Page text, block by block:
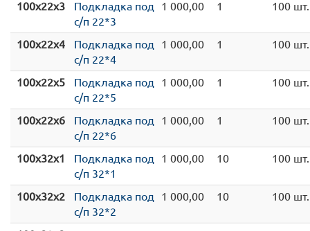
100x22x3
Подкладка под
с/п 22*3
1 000,00 1 100 шт.
100x22x4
Подкладка под
с/п 22*4
1 000,00 1 100 шт.
100x22x5
Подкладка под
с/п 22*5
1 000,00 1 100 шт.
100x22x6
Подкладка под
с/п 22*6
1 000,00 1 100 шт.
100x32x1
Подкладка под
с/п 32*1
1 000,00 10 100 шт.
100x32x2
Подкладка под
с/п 32*2
1 000,00 10 100 шт.